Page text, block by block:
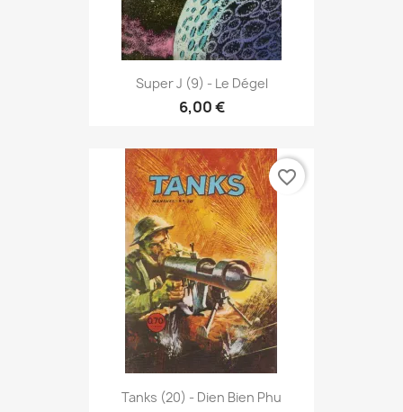
Super J (9) - Le Dégel
6,00 €
Tanks (20) - Dien Bien Phu
favorite_border